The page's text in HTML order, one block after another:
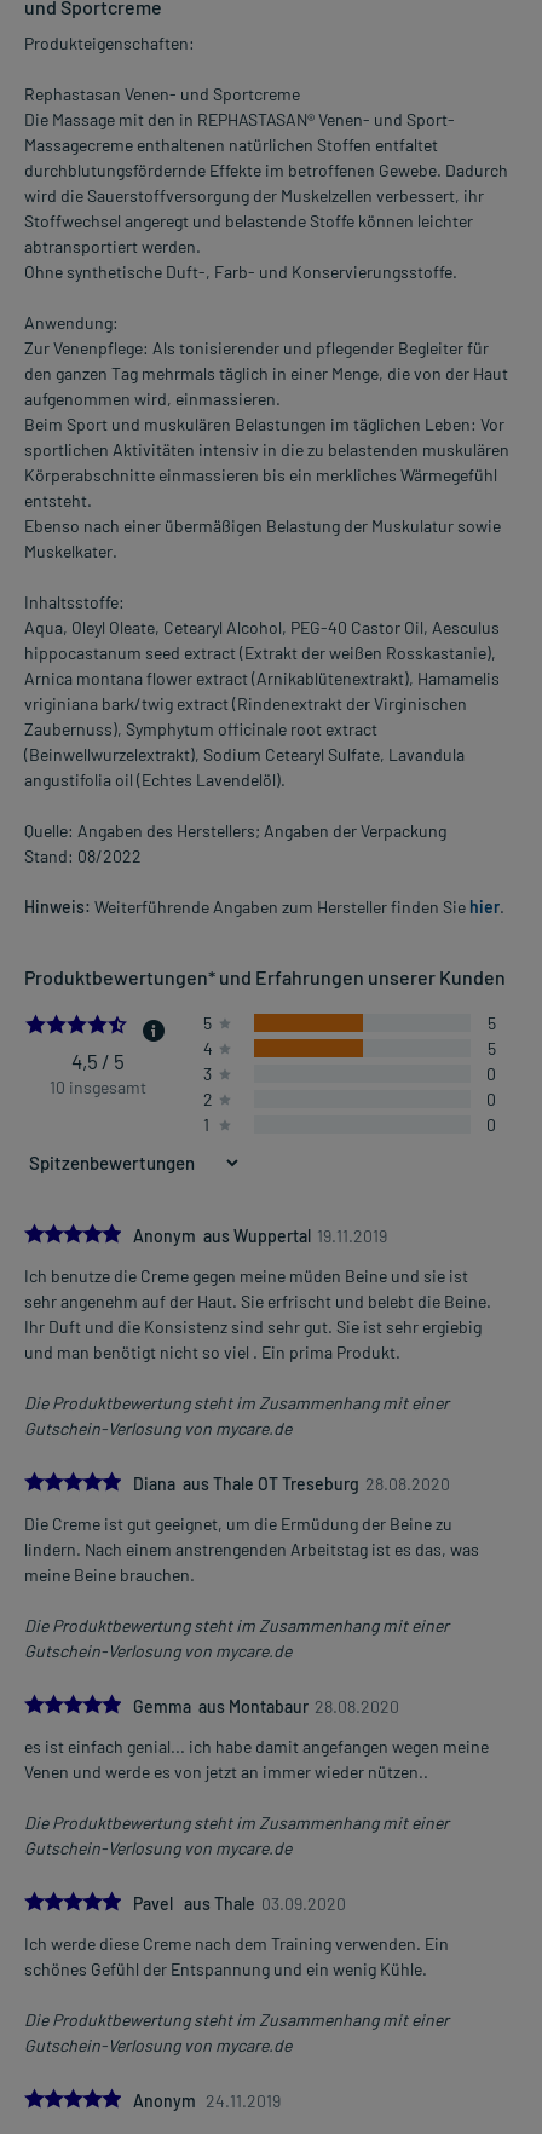
und Sportcreme
Produkteigenschaften:
Rephastasan Venen- und Sportcreme
Die Massage mit den in REPHASTASAN® Venen- und Sport-
Massagecreme enthaltenen natürlichen Stoffen entfaltet
durchblutungsfördernde Effekte im betroffenen Gewebe. Dadurch
wird die Sauerstoffversorgung der Muskelzellen verbessert, ihr
Stoffwechsel angeregt und belastende Stoffe können leichter
abtransportiert werden.
Ohne synthetische Duft-, Farb- und Konservierungsstoffe.
Anwendung:
Zur Venenpflege: Als tonisierender und pflegender Begleiter für
den ganzen Tag mehrmals täglich in einer Menge, die von der Haut
aufgenommen wird, einmassieren.
Beim Sport und muskulären Belastungen im täglichen Leben: Vor
sportlichen Aktivitäten intensiv in die zu belastenden muskulären
Körperabschnitte einmassieren bis ein merkliches Wärmegefühl
entsteht.
Ebenso nach einer übermäßigen Belastung der Muskulatur sowie
Muskelkater.
Inhaltsstoffe:
Aqua, Oleyl Oleate, Cetearyl Alcohol, PEG-40 Castor Oil, Aesculus
hippocastanum seed extract (Extrakt der weißen Rosskastanie),
Arnica montana flower extract (Arnikablütenextrakt), Hamamelis
vriginiana bark/twig extract (Rindenextrakt der Virginischen
Zaubernuss), Symphytum officinale root extract
(Beinwellwurzelextrakt), Sodium Cetearyl Sulfate, Lavandula
angustifolia oil (Echtes Lavendelöl).
Quelle: Angaben des Herstellers; Angaben der Verpackung
Stand: 08/2022
Hinweis: Weiterführende Angaben zum Hersteller finden Sie hier.
Produktbewertungen* und Erfahrungen unserer Kunden
4.5
4,5 / 5
10 insgesamt
5
5
4
5
3
0
2
0
1
0
5.0Anonym aus Wuppertal 19.11.2019
Ich benutze die Creme gegen meine müden Beine und sie ist
sehr angenehm auf der Haut. Sie erfrischt und belebt die Beine.
Ihr Duft und die Konsistenz sind sehr gut. Sie ist sehr ergiebig
und man benötigt nicht so viel . Ein prima Produkt.
Die Produktbewertung steht im Zusammenhang mit einer
Gutschein-Verlosung von mycare.de
5.0
Diana aus Thale OT Treseburg 28.08.2020
Die Creme ist gut geeignet, um die Ermüdung der Beine zu
lindern. Nach einem anstrengenden Arbeitstag ist es das, was
meine Beine brauchen.
Die Produktbewertung steht im Zusammenhang mit einer
Gutschein-Verlosung von mycare.de
5.0
Gemma aus Montabaur 28.08.2020
es ist einfach genial... ich habe damit angefangen wegen meine
Venen und werde es von jetzt an immer wieder nützen..
Die Produktbewertung steht im Zusammenhang mit einer
Gutschein-Verlosung von mycare.de
5.0
Pavel aus Thale 03.09.2020
Ich werde diese Creme nach dem Training verwenden. Ein
schönes Gefühl der Entspannung und ein wenig Kühle.
Die Produktbewertung steht im Zusammenhang mit einer
Gutschein-Verlosung von mycare.de
5.0Anonym 24.11.2019